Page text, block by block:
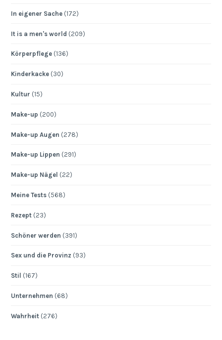
In eigener Sache (172)
It is a men's world (209)
Körperpflege (136)
Kinderkacke (30)
Kultur (15)
Make-up (200)
Make-up Augen (278)
Make-up Lippen (291)
Make-up Nägel (22)
Meine Tests (568)
Rezept (23)
Schöner werden (391)
Sex und die Provinz (93)
Stil (167)
Unternehmen (68)
Wahrheit (276)